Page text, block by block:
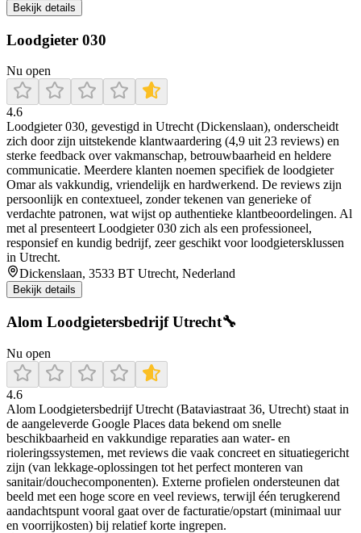
Bekijk details
Loodgieter 030
Nu open
4.6
Loodgieter 030, gevestigd in Utrecht (Dickenslaan), onderscheidt
zich door zijn uitstekende klantwaardering (4,9 uit 23 reviews) en
sterke feedback over vakmanschap, betrouwbaarheid en heldere
communicatie. Meerdere klanten noemen specifiek de loodgieter
Omar als vakkundig, vriendelijk en hardwerkend. De reviews zijn
persoonlijk en contextueel, zonder tekenen van generieke of
verdachte patronen, wat wijst op authentieke klantbeoordelingen. Al
met al presenteert Loodgieter 030 zich als een professioneel,
responsief en kundig bedrijf, zeer geschikt voor loodgietersklussen
in Utrecht.
Dickenslaan, 3533 BT Utrecht, Nederland
Bekijk details
Alom Loodgietersbedrijf Utrecht🔧
Nu open
4.6
Alom Loodgietersbedrijf Utrecht (Bataviastraat 36, Utrecht) staat in
de aangeleverde Google Places data bekend om snelle
beschikbaarheid en vakkundige reparaties aan water- en
rioleringssystemen, met reviews die vaak concreet en situatiegericht
zijn (van lekkage-oplossingen tot het perfect monteren van
sanitair/douchecomponenten). Externe profielen ondersteunen dat
beeld met een hoge score en veel reviews, terwijl één terugkerend
aandachtspunt vooral gaat over de facturatie/opstart (minimaal uur
en voorrijkosten) bij relatief korte ingrepen.